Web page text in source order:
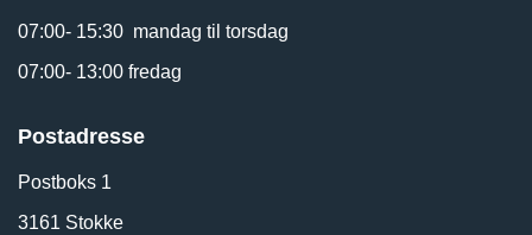
07:00- 15:30 mandag til torsdag
07:00- 13:00 fredag
Postadresse
Postboks 1
3161 Stokke